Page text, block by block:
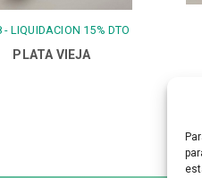
- LIQUIDACION 15% DTO
PLATA VIEJA